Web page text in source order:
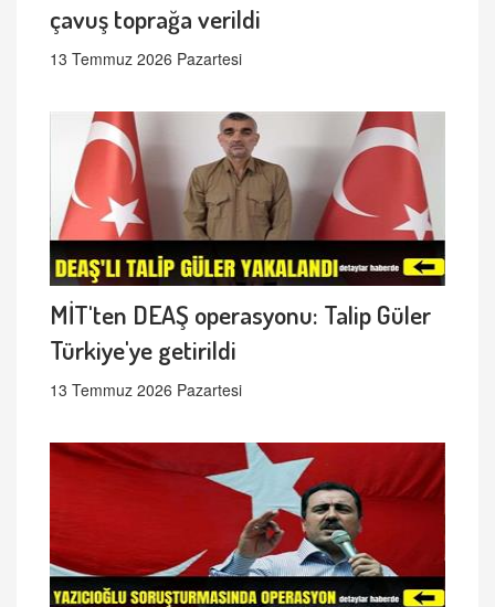
çavuş toprağa verildi
13 Temmuz 2026 Pazartesi
MİT'ten DEAŞ operasyonu: Talip Güler
Türkiye'ye getirildi
13 Temmuz 2026 Pazartesi